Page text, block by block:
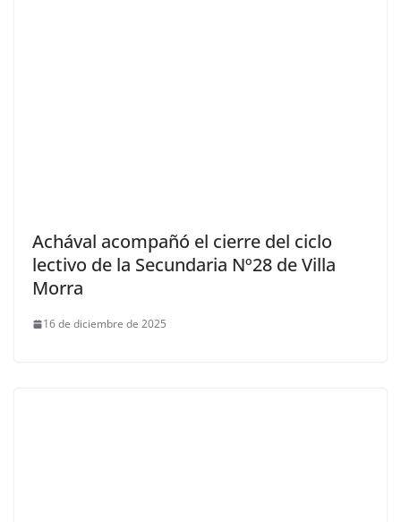
Achával acompañó el cierre del ciclo
lectivo de la Secundaria Nº28 de Villa
Morra
16 de diciembre de 2025